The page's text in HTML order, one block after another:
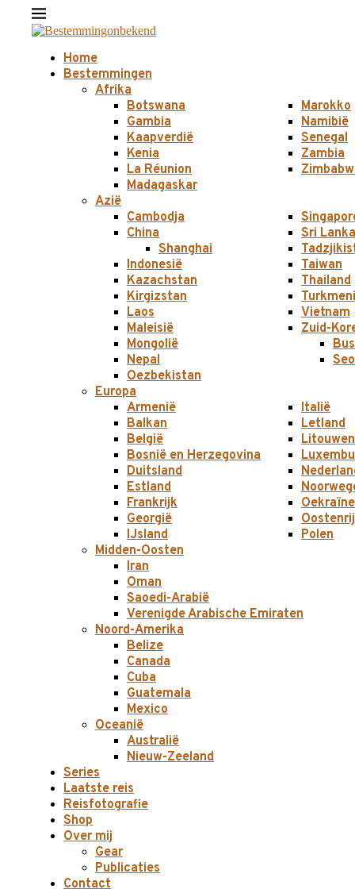
Home
Bestemmingen
Afrika
Botswana
Gambia
Kaapverdië
Kenia
La Réunion
Madagaskar
Marokko
Namibië
Senegal
Zambia
Azië
Cambodja
China
Shanghai
Indonesië
Kazachstan
Kirgizstan
Laos
Maleisië
Mongolië
Nepal
Oezbekistan
Sri Lanka
Taiwan
Thailand
Vietnam
Zuid-
Europa
Armenië
Balkan
België
Bosnië en Herzegovina
Duitsland
Estland
Frankrijk
Georgië
IJsland
Italië
Letland
Litouwen
Oekraïne
Polen
Midden-Oosten
Iran
Oman
Saoedi-Arabië
Verenigde Arabische Emiraten
Noord-Amerika
Belize
Canada
Cuba
Guatemala
Mexico
Oceanië
Australië
Nieuw-Zeeland
Series
Laatste reis
Reisfotografie
Shop
Over mij
Gear
Publicaties
Contact